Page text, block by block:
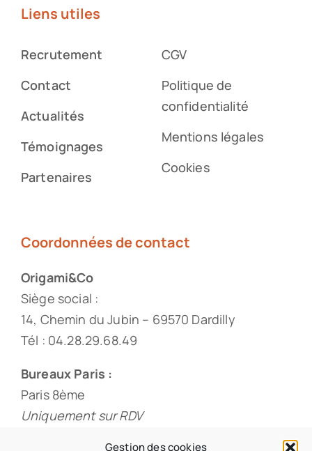
Gestion des cookies
Liens utiles
Recrutement
Contact
Actualités
Témoignages
Partenaires
CGV
Politique de
confidentialité
Mentions légales
Cookies
Coordonnées de contact
Origami&Co
Siège social :
14, Chemin du Jubin – 69570 Dardilly
Tél : 04.28.29.68.49
Bureaux Paris :
Paris 8ème
Uniquement sur RDV